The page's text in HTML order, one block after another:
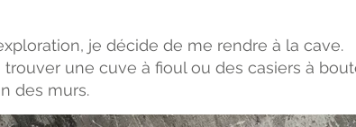
je décide de me rendre à la cave.
une cuve à fioul ou des casiers à
des murs.